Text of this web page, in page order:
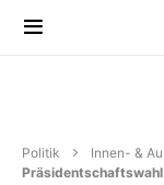
Politik Innen- &
Präsidentschaftswahl